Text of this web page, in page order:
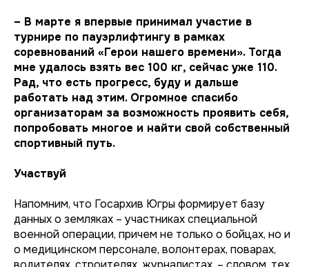
– В марте я впервые принимал участие в
турнире по пауэрлифтингу в рамках
соревнований «Герои нашего времени». Тогда
мне удалось взять вес 100 кг, сейчас уже 110.
Рад, что есть прогресс, буду и дальше
работать над этим. Огромное спасибо
организаторам за возможность проявить себя,
попробовать многое и найти свой собственный
спортивный путь.
Участвуй
Напомним, что Госархив Югры формирует базу
данных о земляках – участниках специальной
военной операции, причем не только о бойцах, но и
о медицинском персонале, волонтерах, поварах,